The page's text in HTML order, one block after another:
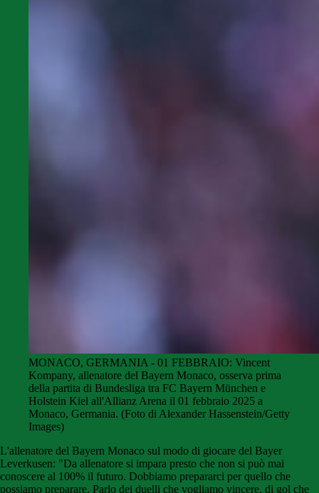
MONACO, GERMANIA - 01 FEBBRAIO: Vincent
Kompany, allenatore del Bayern Monaco, osserva prima
della partita di Bundesliga tra FC Bayern München e
Holstein Kiel all'Allianz Arena il 01 febbraio 2025 a
Monaco, Germania. (Foto di Alexander Hassenstein/Getty
Images)
L'allenatore del Bayern Monaco sul modo di giocare del Bayer
Leverkusen: "Da allenatore si impara presto che non si può mai
conoscere al 100% il futuro. Dobbiamo prepararci per quello che
possiamo preparare. Parlo dei duelli che vogliamo vincere, di gol che